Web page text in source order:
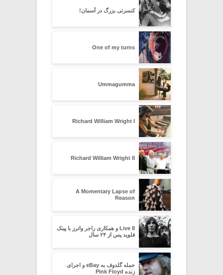
کنسرتی بزرگ در آسمان!
One of my turns
Ummagumma
Richard William Wright I
Richard William Wright II
A Momentary Lapse of
Reason
Live 8 و همکاری راجر واترز با پینک
فلوید پس از ۲۴ سال
حمله گلدوف به eBay و اجرای
زنده Pink Floyd